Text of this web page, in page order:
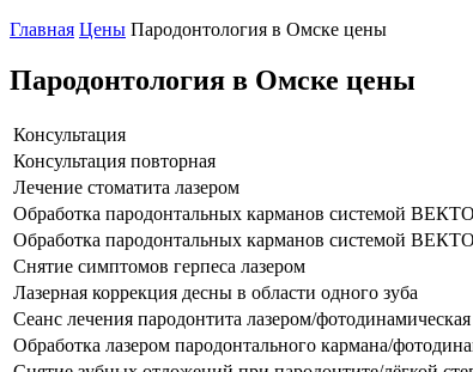
Главная Цены Пародонтология в Омске цены
Пародонтология в Омске цены
Консультация
Консультация повторная
Лечение стоматита лазером
Обработка пародонтальных карманов системой
Обработка пародонтальных карманов системой
Снятие симптомов герпеса лазером
Лазерная коррекция десны в области одного зуба
Сеанс лечения пародонтита лазером/
Обработка лазером пародонтального кармана/